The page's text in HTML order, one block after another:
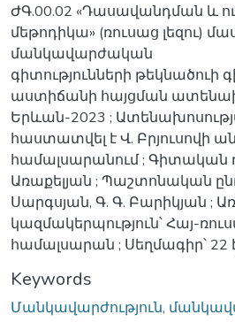
ԺԳ.00.02 «Դասավանդման և
մեթոդիկա» (ռուսաց լեզու)
մանկավարժական
գիտությունների
աստիճանի հայցման
Երևան-2023 ;
հաստատվել է Վ. Բրյուսովի
համալսարանում ; Գիտական
Առաքելյան ; Պաշտոնական
Սարգսյան, Գ. Գ. Բարիկյան ;
կազմակերպություն՝ Հայ-
համալսարան ; Սեղմագիր՝ 22
Keywords
Մանկավարժություն,